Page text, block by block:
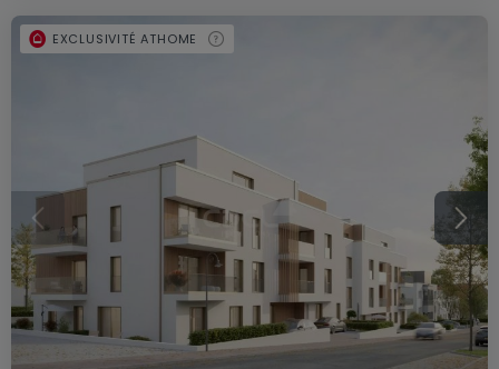
EXCLUSIVITÉ ATHOME